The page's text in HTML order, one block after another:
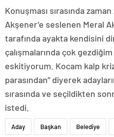
Konuşması sırasında
Akşener’e seslenen Meral
tarafında ayakta kendisini
çalışmalarında çok
eskitiyorum. Kocam kalp
parasından” diyerek
sırasında ve seçildikten
istedi.
Aday Başkan Belediye